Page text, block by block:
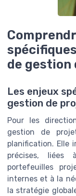
de gestion
Les enjeux
gestion de
Pour les
gestion de
planification. Elle
précises, liées
portefeuilles
internes et à la
la stratégie